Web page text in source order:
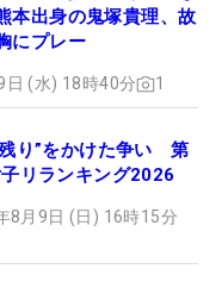
出身の鬼塚貴理、故
にプレー
日 (水) 18時40分 1
り”をかけた争い 第
リランキング2026
8月9日 (日) 16時15分